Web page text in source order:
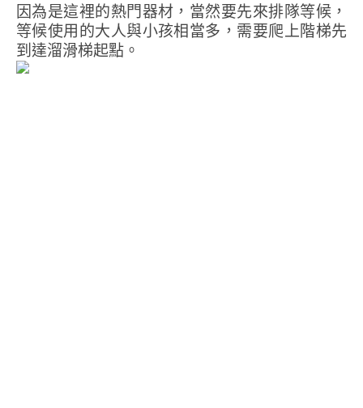
因為是這裡的熱門器材，當然要先來排隊等候，
等候使用的大人與小孩相當多，需要爬上階梯先
到達溜滑梯起點。